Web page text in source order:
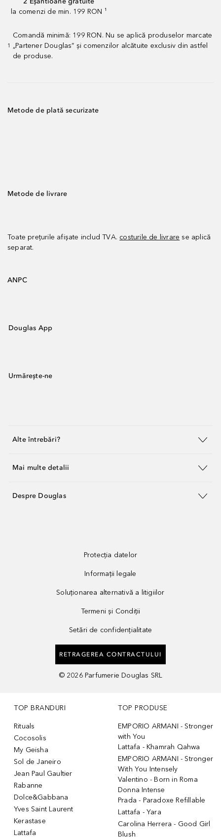
la comenzi de min. 199 RON ¹
1
Comandă minimă: 199 RON. Nu se aplică produselor marcate
„Partener Douglas” și comenzilor alcătuite exclusiv din astfel
de produse.
Metode de plată securizate
Metode de livrare
Toate prețurile afișate includ TVA. costurile de livrare se aplică
separat.
ANPC
Douglas App
Urmărește-ne
Alte întrebări?
Mai multe detalii
Despre Douglas
Protecția datelor
Informații legale
Soluționarea alternativă a litigiilor
Termeni și Condiții
Setări de confidențialitate
RETRAGEREA CONTRACTULUI
© 2026 Parfumerie Douglas SRL
TOP BRANDURI
Rituals
Cocosolis
My Geisha
Sol de Janeiro
Jean Paul Gaultier
Rabanne
Dolce&Gabbana
Yves Saint Laurent
Kerastase
Lattafa
TOP PRODUSE
EMPORIO ARMANI - Stronger
with You
Lattafa - Khamrah Qahwa
EMPORIO ARMANI - Stronger
With You Intensely
Valentino - Born in Roma
Donna Intense
Prada - Paradoxe Refillable
Lattafa - Yara
Carolina Herrera - Good Girl
Blush